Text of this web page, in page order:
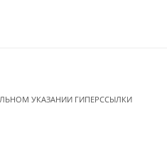
УКАЗАНИИ ГИПЕРССЫЛКИ